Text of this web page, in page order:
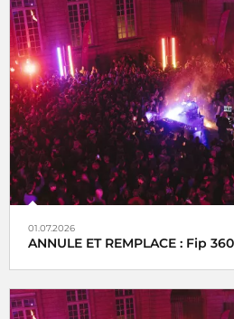
01.07.2026
ANNULE ET REMPLACE : Fip